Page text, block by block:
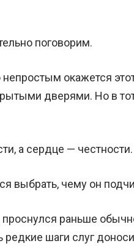
поговорим.
окажется
дверями. Но в
а сердце — честности.
выбрать, чему он
раньше
шаги слуг